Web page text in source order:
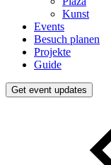
Kunst
Events
Besuch planen
Projekte
Guide
Get event updates